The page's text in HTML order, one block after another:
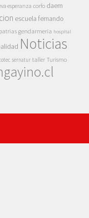
esperanza corfo daem
escuela fernando
gendarmeria hospital
Noticias
sernatur taller Turismo